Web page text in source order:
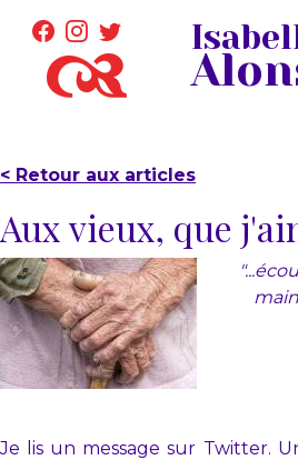
< Retour aux articles
Aux vieux, que
Je lis un message sur Twitter.